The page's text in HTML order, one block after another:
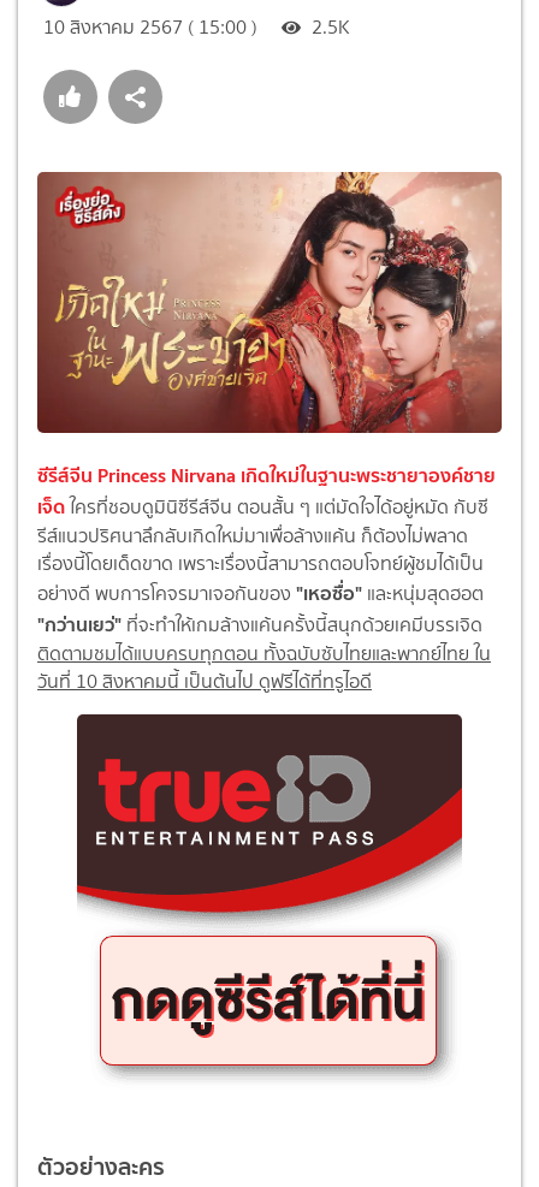
10 สิงหาคม 2567 ( 15:00 ) 2.5K
ซีรีส์จีน Princess Nirvana เกิดใหม่ในฐานะพระชายาองค์ชาย
เจ็ดใครที่ชอบดูมินิซีรีส์จีน ตอนสั้น ๆ แต่มัดใจได้อยู่หมัด กับซี
รีส์แนวปริศนาลึกลับเกิดใหม่มาเพื่อล้างแค้น ก็ต้องไม่พลาด
เรื่องนี้โดยเด็ดขาด เพราะเรื่องนี้สามารถตอบโจทย์ผู้ชมได้เป็น
อย่างดี พบการโคจรมาเจอกันของ "เหอซื่อ" และหนุ่มสุดฮอต
"กว่านเยว่" ที่จะทำให้เกมล้างแค้นครั้งนี้สนุกด้วยเคมีบรรเจิด
ติดตามชมได้แบบครบทุกตอน ทั้งฉบับซับไทยและพากย์ไทย ใน
วันที่ 10 สิงหาคมนี้ เป็นต้นไป ดูฟรีได้ที่ทรูไอดี
ตัวอย่างละคร